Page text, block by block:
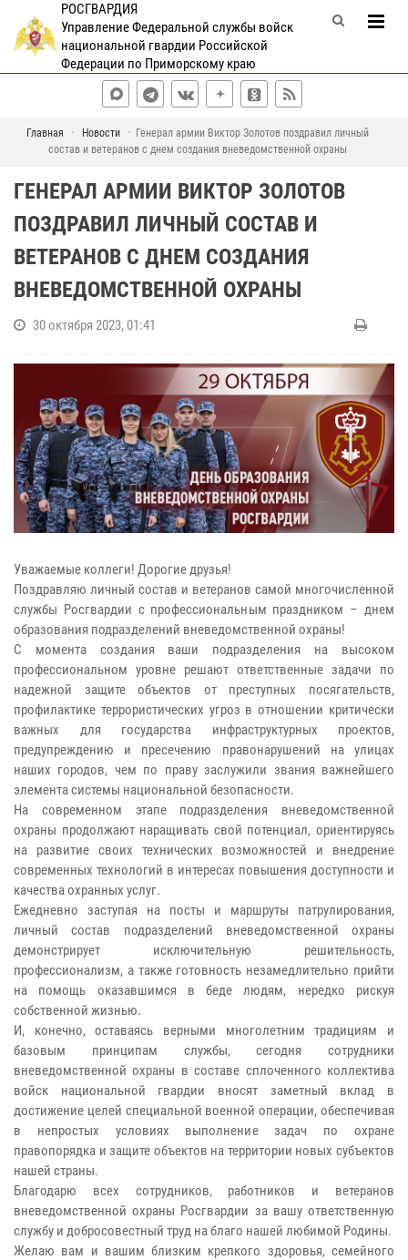
РОСГВАРДИЯ
Управление Федеральной службы войск
национальной гвардии Российской
Федерации по Приморскому краю
Главная Новости
Генерал армии Виктор Золотов поздравил личный
состав и ветеранов с днем создания вневедомственной охраны
ГЕНЕРАЛ АРМИИ ВИКТОР ЗОЛОТОВ
ПОЗДРАВИЛ ЛИЧНЫЙ СОСТАВ И
ВЕТЕРАНОВ С ДНЕМ СОЗДАНИЯ
ВНЕВЕДОМСТВЕННОЙ ОХРАНЫ
30 октября 2023, 01:41
Уважаемые коллеги! Дорогие друзья!
Поздравляю личный состав и ветеранов самой многочисленной
службы Росгвардии с профессиональным праздником – днем
образования подразделений вневедомственной охраны!
С момента создания ваши подразделения на высоком
профессиональном уровне решают ответственные задачи по
надежной защите объектов от преступных посягательств,
профилактике террористических угроз в отношении критически
важных для государства инфраструктурных проектов,
предупреждению и пресечению правонарушений на улицах
наших городов, чем по праву заслужили звания важнейшего
элемента системы национальной безопасности.
На современном этапе подразделения вневедомственной
охраны продолжают наращивать свой потенциал, ориентируясь
на развитие своих технических возможностей и внедрение
современных технологий в интересах повышения доступности и
качества охранных услуг.
Ежедневно заступая на посты и маршруты патрулирования,
личный состав подразделений вневедомственной охраны
демонстрирует исключительную решительность,
профессионализм, а также готовность незамедлительно прийти
на помощь оказавшимся в беде людям, нередко рискуя
собственной жизнью.
И, конечно, оставаясь верными многолетним традициям и
базовым принципам службы, сегодня сотрудники
вневедомственной охраны в составе сплоченного коллектива
войск национальной гвардии вносят заметный вклад в
достижение целей специальной военной операции, обеспечивая
в непростых условиях выполнение задач по охране
правопорядка и защите объектов на территории новых субъектов
нашей страны.
Благодарю всех сотрудников, работников и ветеранов
вневедомственной охраны Росгвардии за вашу ответственную
службу и добросовестный труд на благо нашей любимой Родины.
Желаю вам и вашим близким крепкого здоровья, семейного